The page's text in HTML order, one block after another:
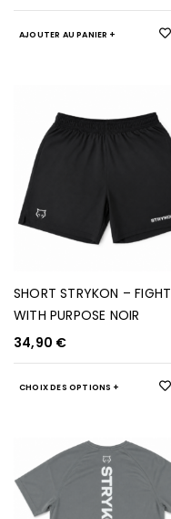
AJOUTER AU PANIER
SHORT STRYKON – FIGHT
WITH PURPOSE NOIR
34,90 €
CHOIX DES OPTIONS